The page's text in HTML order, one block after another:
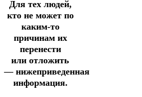
Для тех людей,
кто не может по
каким-то
причинам их
перенести
или отложить
— нижеприведенная
информация.